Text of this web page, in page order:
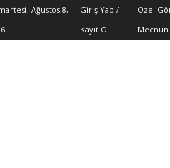
Ağustos 8,
Giriş Yap /
Kayıt Ol
Özel
Mecnun